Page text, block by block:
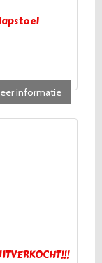
informatie